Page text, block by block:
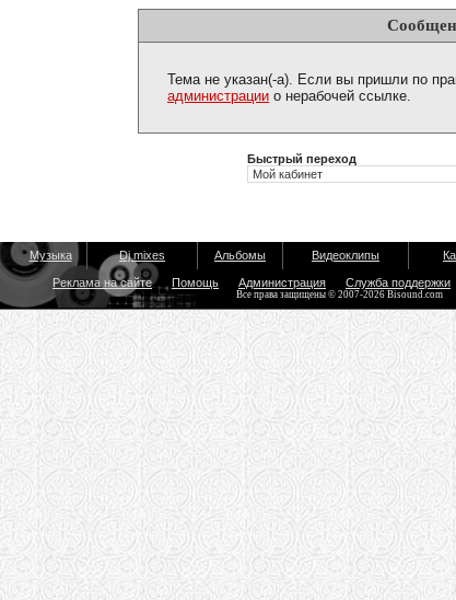
Тема не указан(-а). Если вы пришли по
администрации о нерабочей ссылке.
Быстрый переход
Музыка Dj mixes Альбомы Видеоклипы
Реклама на сайте Помощь Администрация Служба поддержки
Все права защищены © 2007-2026 Bisound.com